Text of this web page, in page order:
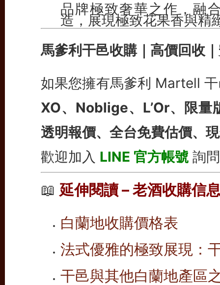
品牌極致奢華之作，融
造，展現極致花果香與精
馬爹利干邑收購｜高價回收
如果您擁有馬爹利 Martell
XO、Noblige、L’Or、限量
透明報價、全台免費估價、
歡迎加入 LINE 官方帳號 詢
📖 延伸閱讀 – 老酒收購信
白蘭地收購價格表
法式優雅的極致展現：
干邑與其他白蘭地產區